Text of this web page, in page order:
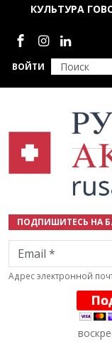
Перейти к
ВОЙТИ
КУЛЬТУРА
Социальные сети
ПОДПИШИТЕСЬ НА
Email
Адрес электронной